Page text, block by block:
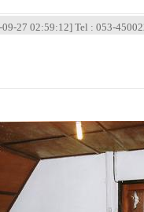
09-27 02:59:12] Tel : 053-